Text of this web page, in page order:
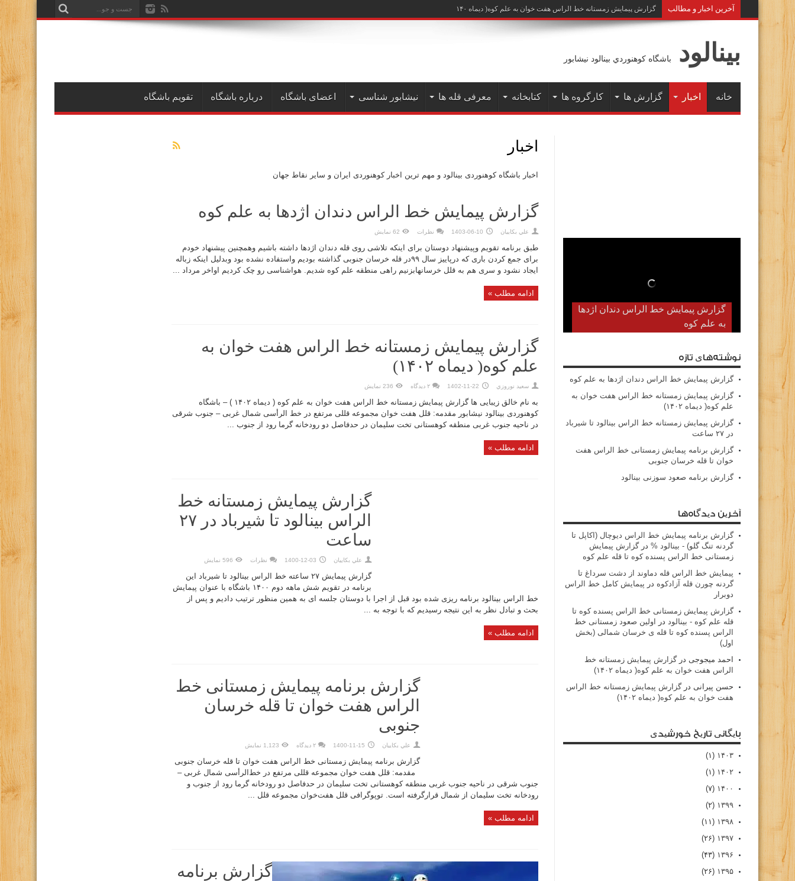
آخرين اخبار و مطالب گزارش پیمایش زمستانه خط الراس هفت خوان به علم کوه( دیماه ۱۴۰۲)
بينالود باشگاه كوهنوردي بينالود نيشابور
خانه اخبار گزارش ها کارگروه ها کتابخانه معرفی قله ها نیشابور شناسی اعضای باشگاه درباره باشگاه تقویم باشگاه
اخبار
اخبار باشگاه کوهنوردی بینالود و مهم ترین اخبار کوهنوردی ایران و سایر نقاط جهان
گزارش پیمایش خط الراس دندان اژدها به علم کوه
علي بكاييان 1403-06-10 نظرات 62 نمایش
طبق برنامه تقویم وپیشنهاد دوستان برای اینکه تلاشی روی قله دندان اژدها داشته باشیم وهمچنین پیشنهاد خودم
برای جمع کردن باری که درپاییز سال ۹۹در قله خرسان جنوبی گذاشته بودیم واستفاده نشده بود وبدلیل اینکه زباله
ایجاد نشود و سری هم به قلل خرسانهابزنیم راهی منطقه علم کوه شدیم. هواشناسی رو چک کردیم اواخر مرداد ...
ادامه مطلب »
گزارش پیمایش زمستانه خط الراس هفت خوان به
علم کوه( دیماه ۱۴۰۲)
سعيد نوروزي 1402-11-22 ۲ دیدگاه 236 نمایش
به نام خالق زیبایی ها گزارش پیمایش زمستانه خط الراس هفت خوان به علم کوه ( دیماه ۱۴۰۲ ) – باشگاه
کوهنوردی بینالود نیشابور مقدمه: قلل هفت خوان مجموعه قللی مرتفع در خط الرأسی شمال غربی – جنوب شرقی
در ناحیه جنوب غربی منطقه کوهستانی تخت سلیمان در حدفاصل دو رودخانه گرما رود از جنوب ...
ادامه مطلب »
گزارش پیمایش زمستانه خط
الراس بینالود تا شیرباد در ۲۷
ساعت
علي بكاييان 1400-12-03 نظرات 596 نمایش
گزارش پیمایش ۲۷ ساعته خط الراس بینالود تا شیرباد این
برنامه در تقویم شش ماهه دوم ۱۴۰۰ باشگاه با عنوان پیمایش
خط الراس بینالود برنامه ریزی شده بود قبل از اجرا با دوستان جلسه ای به همین منظور ترتیب دادیم و پس از
بحث و تبادل نظر به این نتیجه رسیدیم که با توجه به ...
ادامه مطلب »
گزارش برنامه پیمایش زمستانی خط
الراس هفت خوان تا قله خرسان
جنوبی
علي بكاييان 1400-11-15 ۲ دیدگاه 1,123 نمایش
گزارش برنامه پیمایش زمستانی خط الراس هفت خوان تا قله خرسان جنوبی
مقدمه: قلل هفت‌ خوان مجموعه قللی مرتفع در خط‌الرأسی شمال غربی –
جنوب شرقی در ناحیه جنوب غربی منطقه کوهستانی تخت سلیمان در حدفاصل دو رودخانه گرما رود از جنوب و
رودخانه تخت سلیمان از شمال قرارگرفته است. توپوگرافی قلل هفت‌خوان مجموعه قلل ...
ادامه مطلب »
گزارش برنامه
گزارش پیمایش زمستانه خط الراس
هفت خوان به علم کوه( دیماه ۱۴۰۲)
نوشته‌های تازه
گزارش پیمایش خط الراس دندان اژدها به علم کوه
گزارش پیمایش زمستانه خط الراس هفت خوان به
علم کوه( دیماه ۱۴۰۲)
گزارش پیمایش زمستانه خط الراس بینالود تا شیرباد
در ۲۷ ساعت
گزارش برنامه پیمایش زمستانی خط الراس هفت
خوان تا قله خرسان جنوبی
گزارش برنامه صعود سوزنی بینالود
آخرین دیدگاه‌ها
گزارش برنامه پيمايش خط الراس ديوچال (اكاپل تا
گردنه تنگ گلو) - بينالود % درگزارش پیمایش
زمستانی خط الراس پسنده کوه تا قله علم کوه
پيمايش خط الراس قله دماوند از دشت سرداغ تا
گردنه چورن قله آزادكوه در پیمایش کامل خط الراس
دوبرار
گزارش پیمایش زمستانی خط الراس پسنده کوه تا
قله علم کوه - بينالود در
اولین صعود زمستانی خط
الراس پسنده کوه تا قله ی خرسان شمالی (بخش
اول)
احمد میجوجی درگزارش پیمایش زمستانه خط
الراس هفت خوان به علم کوه( دیماه ۱۴۰۲)
حسن پیرانی درگزارش پیمایش زمستانه خط الراس
هفت خوان به علم کوه( دیماه ۱۴۰۲)
بایگانی تاریخ خورشیدی
۱۴۰۳ (۱)
۱۴۰۲ (۱)
۱۴۰۰ (۷)
۱۳۹۹ (۲)
۱۳۹۸ (۱۱)
۱۳۹۷ (۲۶)
۱۳۹۶ (۴۳)
۱۳۹۵ (۲۶)